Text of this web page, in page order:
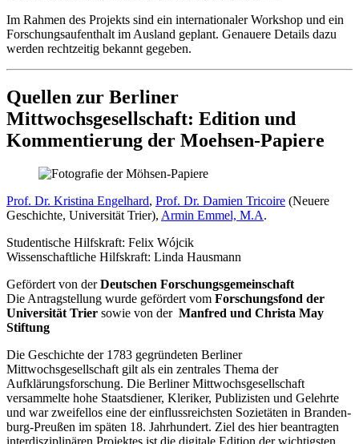
Im Rahmen des Projekts sind ein internationaler Workshop und ein
Forschungsaufenthalt im Ausland geplant. Genauere Details dazu
werden rechtzeitig bekannt gegeben.
Quellen zur Berliner
Mittwochsgesellschaft: Edition und
Kommentierung der Moehsen-Papiere
Prof. Dr. Kristina Engelhard, Prof. Dr. Damien Tricoire (Neuere
Geschichte, Universität Trier), Armin Emmel, M.A.
Studentische Hilfskraft: Felix Wójcik
Wissenschaftliche Hilfskraft: Linda Hausmann
Gefördert von derDeutschen Forschungsgemeinschaft
Die Antragstellung wurde gefördert vom Forschungsfond der
Universität Trier sowie von der Manfred und Christa May
Stiftung
Die Geschichte der 1783 gegründeten Berliner
Mittwochsgesellschaft gilt als ein zentrales Thema der
Aufklärungsforschung. Die Berliner Mittwochsgesellschaft
versammelte hohe Staats­diener, Kleriker, Publizisten und Gelehrte
und war zweifellos eine der ein­fluss­reichs­ten So­zie­täten in Bran­den­
burg-Preu­ßen im späten 18. Jahrhundert. Ziel des hier be­an­tragten